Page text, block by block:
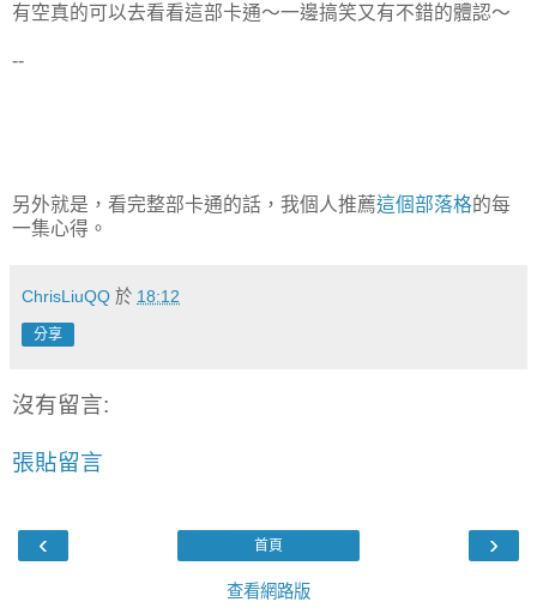
有空真的可以去看看這部卡通～一邊搞笑又有不錯的體認～
--
另外就是，看完整部卡通的話，我個人推薦這個部落格的每
一集心得。
ChrisLiuQQ 於 18:12
分享
沒有留言:
張貼留言
‹ ›
首頁
查看網路版